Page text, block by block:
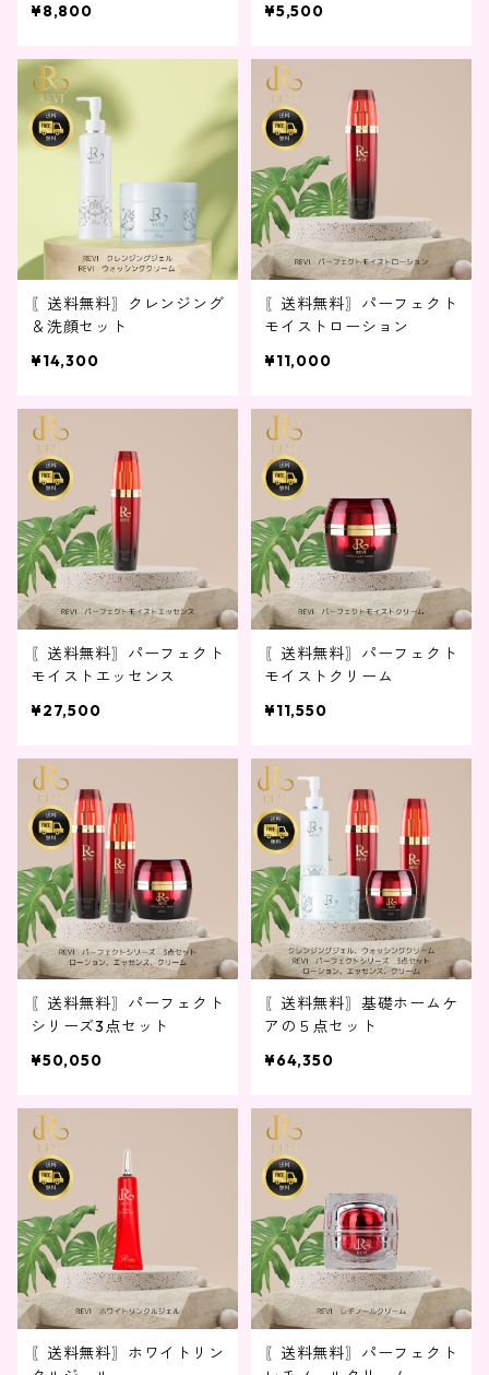
¥8,800
¥5,500
〖送料無料〗クレンジング
＆洗顔セット
¥14,300
〖送料無料〗パーフェクト
モイストローション
¥11,000
〖送料無料〗パーフェクト
モイストエッセンス
¥27,500
〖送料無料〗パーフェクト
モイストクリーム
¥11,550
〖送料無料〗パーフェクト
シリーズ3点セット
¥50,050
〖送料無料〗基礎ホームケ
アの５点セット
¥64,350
〖送料無料〗ホワイトリン
〖送料無料〗パーフェクト